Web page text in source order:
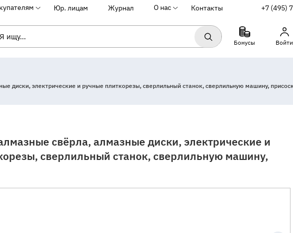
Юр. лицам Журнал О нас Контакты +7 (495)
Бонусы Войти
диски, электрические и ручные плиткорезы, сверлильный станок, сверлильную машину,
свёрла, алмазные диски, электрические и
сверлильный станок, сверлильную машину,